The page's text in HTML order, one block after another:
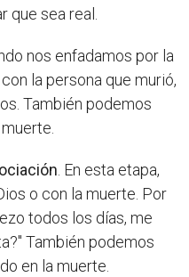
que sea real.
nos enfadamos por la
la persona que murió,
También podemos
. En esta etapa,
o con la muerte. Por
todos los días, me
También podemos
en la muerte.